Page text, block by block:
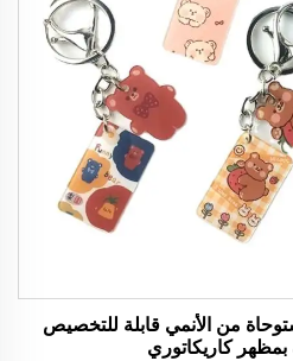
من الأنمي قابلة للتخصيص
بمظهر كاريكاتوري